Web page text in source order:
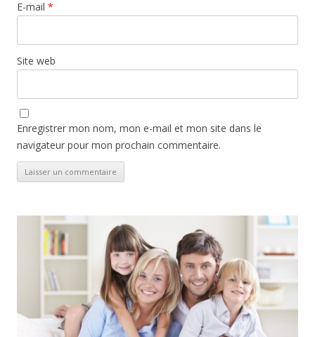
E-mail *
Site web
Enregistrer mon nom, mon e-mail et mon site dans le
navigateur pour mon prochain commentaire.